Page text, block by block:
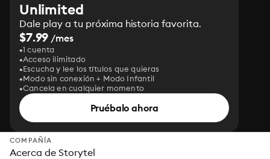
Unlimited
Dale play a tu próxima historia favorita.
$7.99 /mes
1 cuenta
Acceso ilimitado
Escucha y lee los títulos que quieras
Modo sin conexión + Modo Infantil
Cancela en cualquier momento
Pruébalo ahora
COMPAÑÍA
Acerca de Storytel